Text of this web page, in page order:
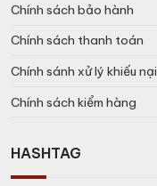
Chính sách bảo hành
Chính sách thanh toán
Chính sánh xử lý khiếu nại
Chính sách kiểm hàng
HASHTAG